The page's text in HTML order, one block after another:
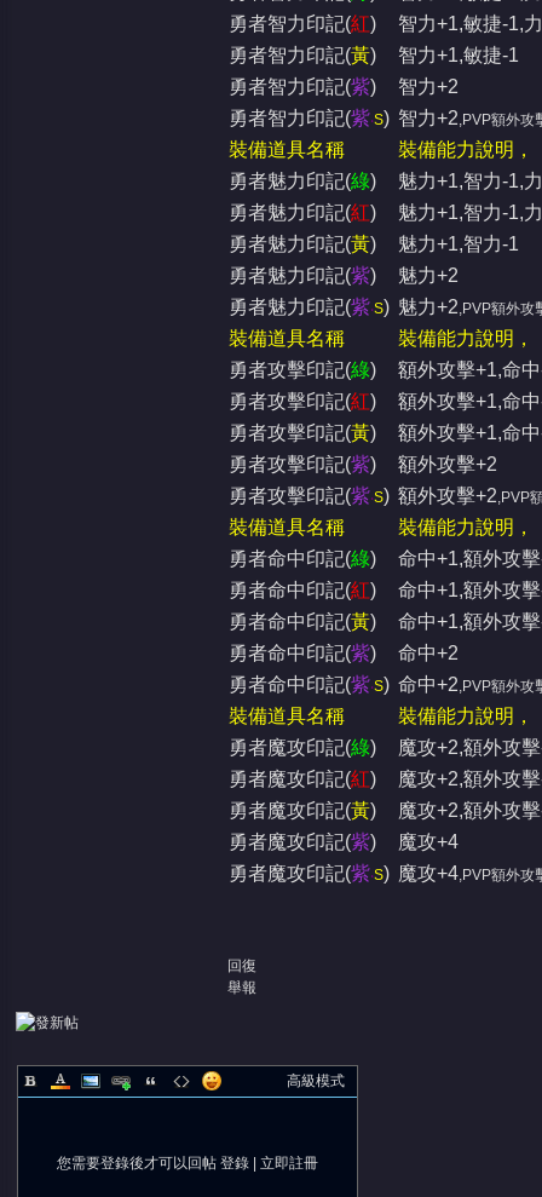
勇者智力印記(紅)
智力+1,敏捷-1,
勇者智力印記(黃)
智力+1,敏捷-1
勇者智力印記(紫)
智力+2
勇者智力印記(紫‧S) 智力+2,PVP額外攻
裝備道具名稱
裝備能力說明，
勇者魅力印記(綠)
魅力+1,智力-1,
勇者魅力印記(紅)
魅力+1,智力-1,
勇者魅力印記(黃)
魅力+1,智力-1
勇者魅力印記(紫)
魅力+2
勇者魅力印記(紫‧S) 魅力+2,PVP額外攻
裝備道具名稱
裝備能力說明，
勇者攻擊印記(綠)
額外攻擊+1,命
勇者攻擊印記(紅)
額外攻擊+1,命
勇者攻擊印記(黃)
額外攻擊+1,命
勇者攻擊印記(紫)
額外攻擊+2
勇者攻擊印記(紫‧S) 額外攻擊+2,PVP
裝備道具名稱
裝備能力說明，
勇者命中印記(綠)
命中+1,額外攻
勇者命中印記(紅)
命中+1,額外攻
勇者命中印記(黃)
命中+1,額外攻
勇者命中印記(紫)
命中+2
勇者命中印記(紫‧S) 命中+2,PVP額外攻
裝備道具名稱
裝備能力說明，
勇者魔攻印記(綠)
魔攻+2,額外攻
勇者魔攻印記(紅)
魔攻+2,額外攻
勇者魔攻印記(黃)
魔攻+2,額外攻
勇者魔攻印記(紫)
魔攻+4
勇者魔攻印記(紫‧S) 魔攻+4,PVP額外攻
回復
舉報
高級模式
您需要登錄後才可以回帖 登錄| 立即註冊